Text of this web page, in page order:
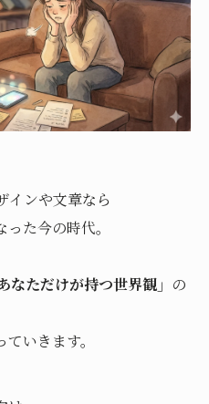
インや文章なら
た今の時代。
なただけが持つ世界観」 の
いきます。